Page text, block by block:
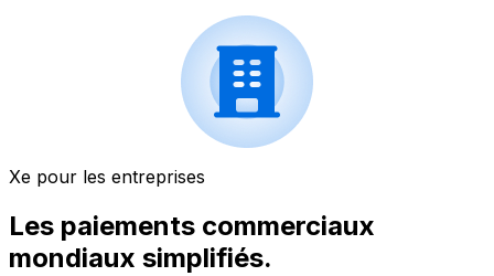
Xe pour les entreprises
Les paiements commerciaux
mondiaux simplifiés.